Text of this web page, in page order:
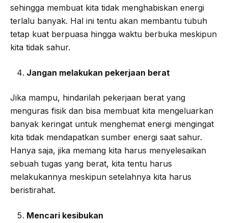
sehingga membuat kita tidak menghabiskan energi
terlalu banyak. Hal ini tentu akan membantu tubuh
tetap kuat berpuasa hingga waktu berbuka meskipun
kita tidak sahur.
Jangan melakukan pekerjaan berat
Jika mampu, hindarilah pekerjaan berat yang
menguras fisik dan bisa membuat kita mengeluarkan
banyak keringat untuk menghemat energi mengingat
kita tidak mendapatkan sumber energi saat sahur.
Hanya saja, jika memang kita harus menyelesaikan
sebuah tugas yang berat, kita tentu harus
melakukannya meskipun setelahnya kita harus
beristirahat.
Mencari kesibukan